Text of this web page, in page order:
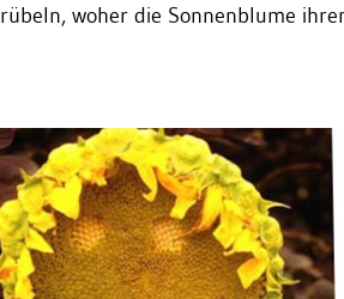
woher die Sonnenblume